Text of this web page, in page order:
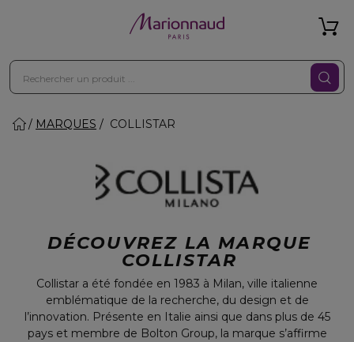
MARQUES COLLISTAR
DÉCOUVREZ LA MARQUE
COLLISTAR
Collistar a été fondée en 1983 à Milan, ville italienne
emblématique de la recherche, du design et de
l’innovation. Présente en Italie ainsi que dans plus de 45
pays et membre de Bolton Group, la marque s’affirme